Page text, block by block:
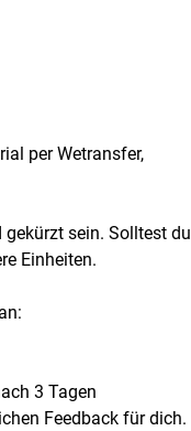
per Wetransfer,
sein. Solltest du
Einheiten.
3 Tagen
Feedback für dich.